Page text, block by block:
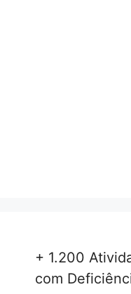
+ 1.200
com